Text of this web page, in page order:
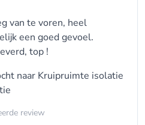
van te voren, heel
een goed gevoel.
top !
naar Kruipruimte isolatie
review